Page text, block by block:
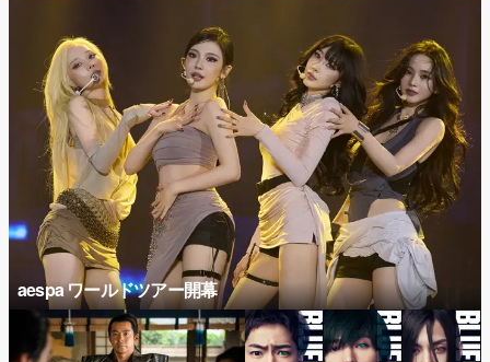
aespa ワールドツアー開幕